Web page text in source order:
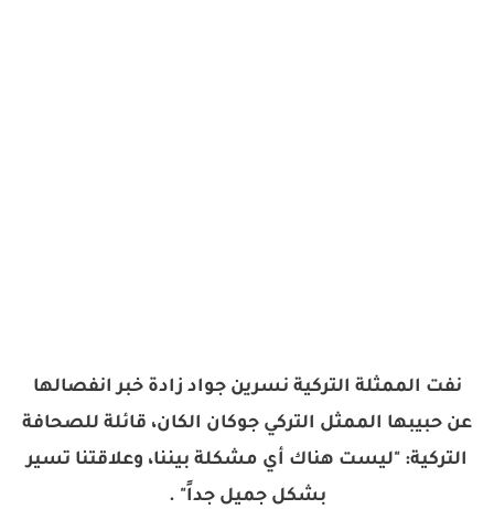
نفت الممثلة التركية ​نسرين جواد زادة​ خبر انفصالها
عن حبيبها الممثل التركي ​جوكان الكان​، قائلة للصحافة
التركية: "ليست هناك أي مشكلة بيننا، وعلاقتنا تسير
بشكل جميل جداً" .